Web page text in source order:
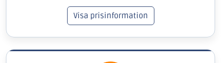
Visa prisinformation